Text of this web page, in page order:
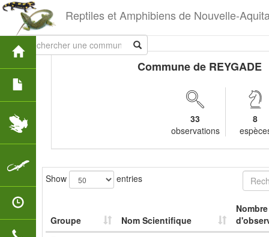
Reptiles et Amphibiens de Nouvelle-
Commune de REYGADE
33
observations
8
Show entries
Groupe Nom Scientifique
Nombre